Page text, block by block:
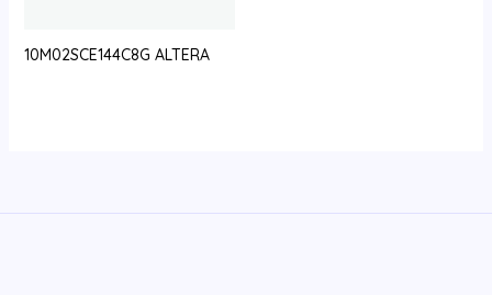
10M02SCE144C8G ALTERA